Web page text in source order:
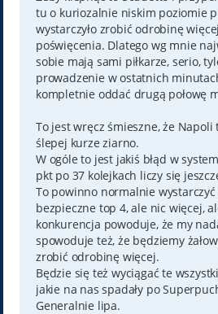
tu o kuriozalnie niskim poziomie
wystarczyło zrobić odrobinę
poświęcenia. Dlatego wg mnie
sobie mają sami piłkarze, serio,
prowadzenie w ostatnich
kompletnie oddać drugą połowę
To jest wręcz śmieszne, że Napoli
ślepej kurze ziarno.
W ogóle to jest jakiś błąd w
pkt po 37 kolejkach liczy się
To powinno normalnie wystarczyć
bezpieczne top 4, ale nic więcej,
konkurencja powoduje, że my
spowoduje też, że będziemy
zrobić odrobinę więcej.
Będzie się też wyciągać te
jakie na nas spadały po
Generalnie lipa.